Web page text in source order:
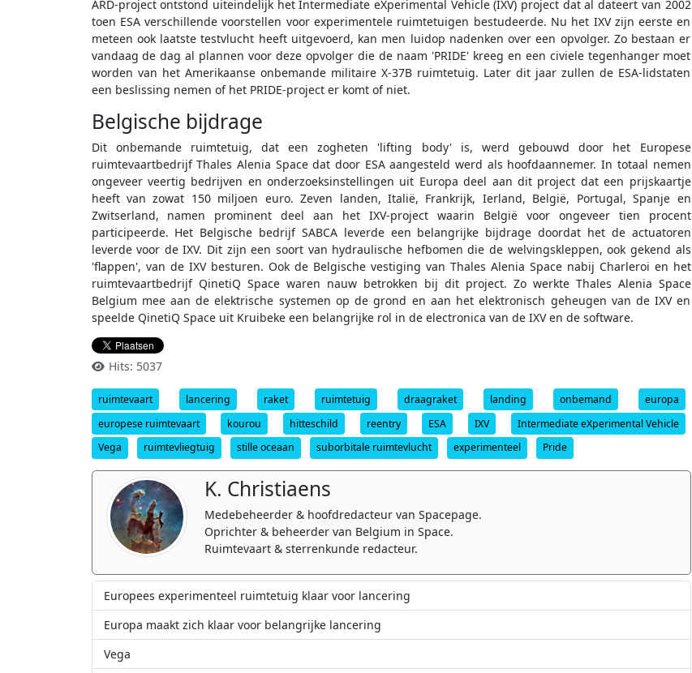
ARD-project ontstond uiteindelijk het Intermediate eXperimental Vehicle (IXV) project dat al dateert van 2002
toen ESA verschillende voorstellen voor experimentele ruimtetuigen bestudeerde. Nu het IXV zijn eerste en
meteen ook laatste testvlucht heeft uitgevoerd, kan men luidop nadenken over een opvolger. Zo bestaan er
vandaag de dag al plannen voor deze opvolger die de naam 'PRIDE' kreeg en een civiele tegenhanger moet
worden van het Amerikaanse onbemande militaire X-37B ruimtetuig. Later dit jaar zullen de ESA-lidstaten
een beslissing nemen of het PRIDE-project er komt of niet.
Belgische bijdrage
Dit onbemande ruimtetuig, dat een zogheten 'lifting body' is, werd gebouwd door het Europese
ruimtevaartbedrijf Thales Alenia Space dat door ESA aangesteld werd als hoofdaannemer. In totaal nemen
ongeveer veertig bedrijven en onderzoeksinstellingen uit Europa deel aan dit project dat een prijskaartje
heeft van zowat 150 miljoen euro. Zeven landen, Italië, Frankrijk, Ierland, België, Portugal, Spanje en
Zwitserland, namen prominent deel aan het IXV-project waarin België voor ongeveer tien procent
participeerde. Het Belgische bedrijf SABCA leverde een belangrijke bijdrage doordat het de actuatoren
leverde voor de IXV. Dit zijn een soort van hydraulische hefbomen die de welvingskleppen, ook gekend als
'flappen', van de IXV besturen. Ook de Belgische vestiging van Thales Alenia Space nabij Charleroi en het
ruimtevaartbedrijf QinetiQ Space waren nauw betrokken bij dit project. Zo werkte Thales Alenia Space
Belgium mee aan de elektrische systemen op de grond en aan het elektronisch geheugen van de IXV en
speelde QinetiQ Space uit Kruibeke een belangrijke rol in de electronica van de IXV en de software.
Hits: 5037
ruimtevaart lancering raket ruimtetuig draagraket landing onbemand
europa
europese ruimtevaart
kourou hitteschild reentry ESA IXV
Intermediate eXperimental Vehicle
Vega
ruimtevliegtuig stille oceaan suborbitale ruimtevlucht experimenteel Pride
K. Christiaens
Medebeheerder & hoofdredacteur van Spacepage.
Oprichter & beheerder van Belgium in Space.
Ruimtevaart & sterrenkunde redacteur.
Europees experimenteel ruimtetuig klaar voor lancering
Europa maakt zich klaar voor belangrijke lancering
Vega